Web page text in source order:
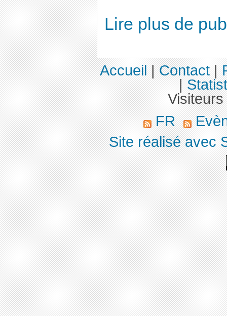
Lire plus de
Accueil|Contact|
|
FR
Site réalisé avec